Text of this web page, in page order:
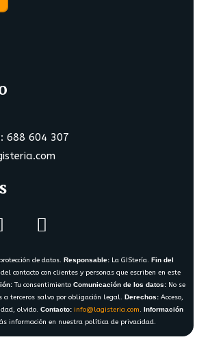
688 604 307
de datos. Responsable: La GIStería. Fin del
contacto con clientes y personas que escriben en este
Tu consentimiento Comunicación de los datos:No se
a terceros salvo por obligación legal. Derechos: Acceso,
olvido. Contacto: info@lagisteria.com. Información
información en nuestra política de privacidad.